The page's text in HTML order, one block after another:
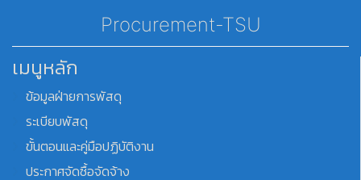
Procurement-TSU
เมนูหลัก
ข้อมูลฝ่ายการพัสดุ
ระเบียบพัสดุ
ขั้นตอนและคู่มือปฏิบัติงาน
ประกาศจัดซื้อจัดจ้าง